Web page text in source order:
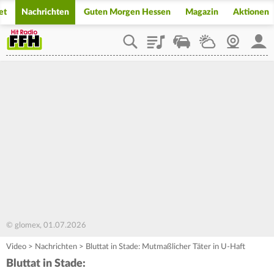
Nachrichten Guten Morgen Hessen Magazin Aktionen
PlaylistStaupilotWetterWebcam
© glomex, 01.07.2026
Video > Nachrichten > Bluttat in Stade: Mutmaßlicher Täter in U-Haft
Bluttat in Stade: